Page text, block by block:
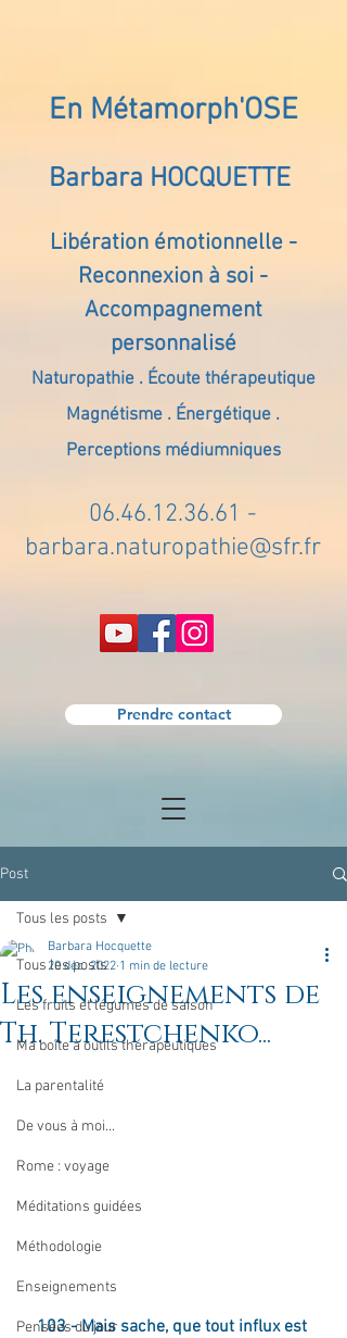
En Métamorph'OSE
Barbara HOCQUETTE
Libération émotionnelle -
Reconnexion à soi -
Accompagnement
personnalisé
Naturopathie . Écoute thérapeutique
Magnétisme . Énergétique .
Perceptions médiumniques
06.46.12.36.61 -
barbara.naturopathie@sfr.fr
Prendre contact
Post
Tous les posts
Les fruits et légumes de saison
Ma boîte à outils thérapeutiques
La parentalité
De vous à moi...
Rome : voyage
Méditations guidées
Méthodologie
Enseignements
Pensées du jour
Tous les posts
Les enseignements de
Th. Terestchenko...
Barbara Hocquette
20 déc. 2022 1 min de lecture
103 - Mais sache, que tout influx est